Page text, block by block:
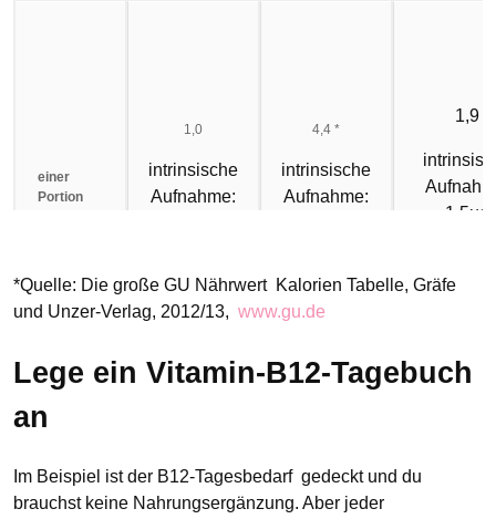
einer
Portion
1,0
intrinsische
Aufnahme:
4,4 *
intrinsische
Aufnahme:
1,9
1,5µg
*Quelle: Die große GU Nährwert Kalorien Tabelle, Gräfe
und Unzer-Verlag, 2012/13, www.gu.de
Lege ein Vitamin-B12-Tagebuch
an
Im Beispiel ist der B12-Tagesbedarf gedeckt und du
brauchst keine Nahrungsergänzung. Aber jeder